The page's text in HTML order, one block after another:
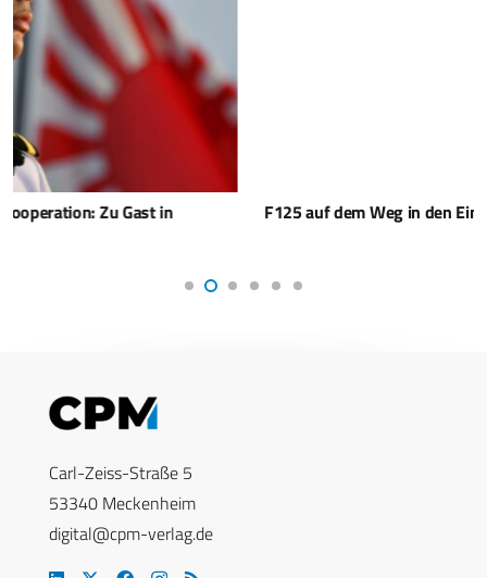
F125 auf dem Weg in den Einsatz
Carl-Zeiss-Straße 5
53340 Meckenheim
digital@cpm-verlag.de